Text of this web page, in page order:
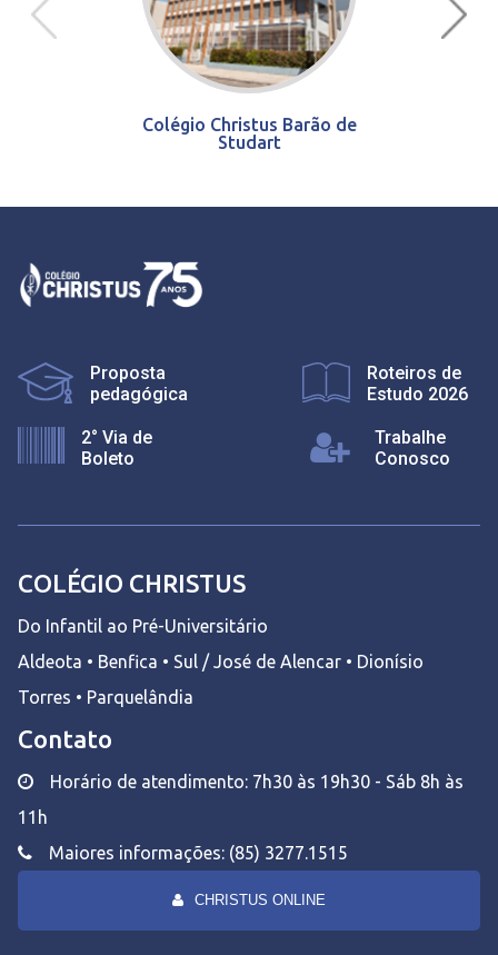
Colégio Christus Barão de
Studart
Proposta
pedagógica
Roteiros de
Estudo 2026
2° Via de
Boleto
Trabalhe
Conosco
COLÉGIO CHRISTUS
Do Infantil ao Pré-Universitário
Aldeota • Benfica • Sul / José de Alencar • Dionísio
Torres • Parquelândia
Contato
Horário de atendimento: 7h30 às 19h30 - Sáb 8h às
11h
Maiores informações: (85) 3277.1515
CHRISTUS ONLINE